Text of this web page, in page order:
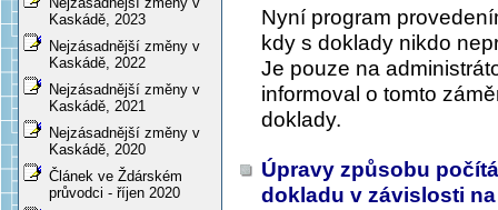
Kaskádě, 2023
Nejzásadnější změny v
Kaskádě, 2022
Nejzásadnější změny v
Kaskádě, 2021
Nejzásadnější změny v
Kaskádě, 2020
Článek ve Ždárském
průvodci - říjen 2020
Nyní program
kdy s doklady nikdo
Je pouze na
informoval o tomto
doklady.
Úpravy způsobu
dokladu v závislosti